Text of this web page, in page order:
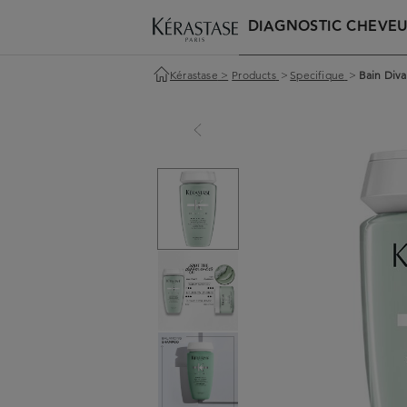
DIAGNOSTIC
Kérastase > Products > Specifique > Bain